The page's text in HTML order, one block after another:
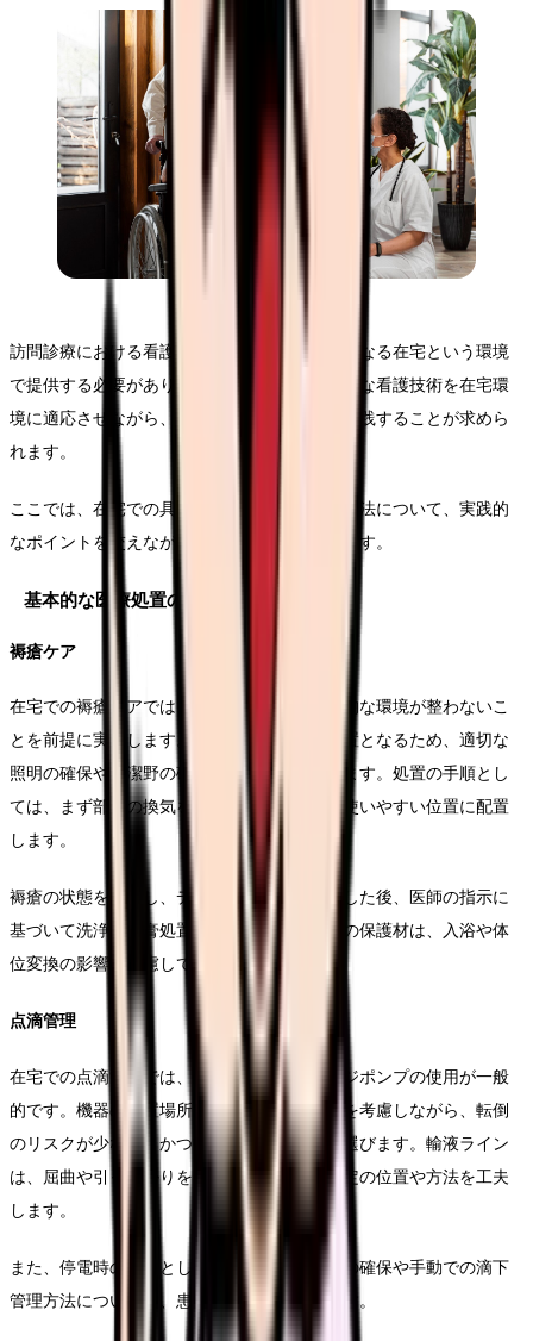
訪問診療における看護ケアは、医療機関とは異なる在宅という環境
で提供する必要があります。そのため、標準的な看護技術を在宅環
境に適応させながら、安全で効果的なケアを実践することが求めら
れます。
ここでは、在宅での具体的な看護ケアの実施方法について、実践的
なポイントを交えながら詳しく説明していきます。
基本的な医療処置の実践
褥瘡ケア
在宅での褥瘡ケアでは、処置室のような理想的な環境が整わないこ
とを前提に実施します。ベッドサイドでの処置となるため、適切な
照明の確保や清潔野の確保に特に注意を払います。処置の手順とし
ては、まず部屋の換気を行い、必要な物品を使いやすい位置に配置
します。
褥瘡の状態を観察し、デジタルカメラで記録した後、医師の指示に
基づいて洗浄や軟膏処置を実施します。創部の保護材は、入浴や体
位変換の影響を考慮して選択します。
点滴管理
在宅での点滴管理では、輸液ポンプやシリンジポンプの使用が一般
的です。機器の設置場所は、患者の生活動線を考慮しながら、転倒
のリスクが少なく、かつ観察しやすい位置を選びます。輸液ライン
は、屈曲や引っ掛かりを防ぐため、テープ固定の位置や方法を工夫
します。
また、停電時の対応として、予備バッテリーの確保や手動での滴下
管理方法についても、患者や家族に指導します。